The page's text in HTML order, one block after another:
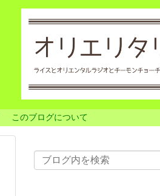
このブログについて